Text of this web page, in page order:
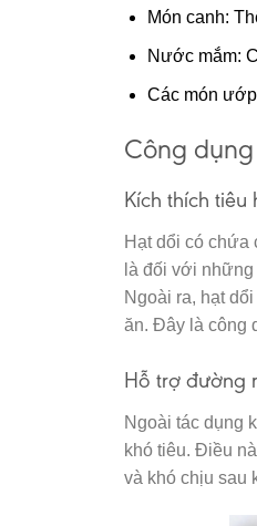
Món canh:
Nước mắm:
Các món
Công
Kích thích
Hạt dổi có chứa
là đối với
Ngoài ra, hạt
ăn. Đây là công
Hỗ trợ đường
Ngoài tác dụng
khó tiêu. Điều
và khó chịu sau